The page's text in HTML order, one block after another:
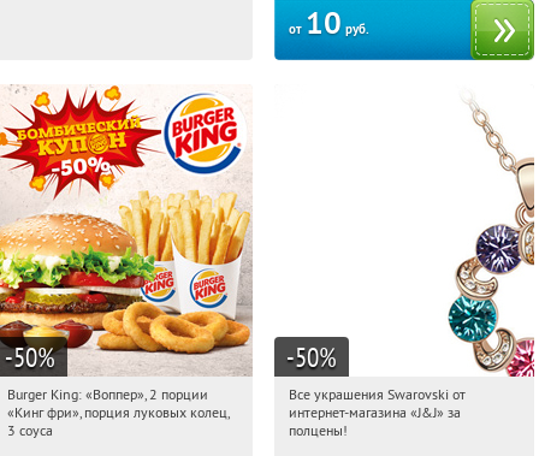
от 10 руб.
-50%
04:45:23 Купили:7553
Екатеринбург
Burger King: «Воппер», 2 порции
«Кинг фри», порция луковых колец,
3 соуса
-50%
04:45:23 Купили:
Все украшения Swarovski от
интернет-магазина «J&J» за
полцены!